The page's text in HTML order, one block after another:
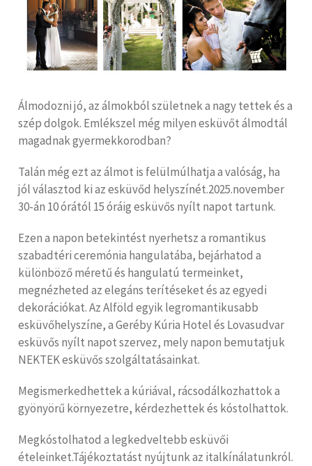
Álmodozni jó, az álmokból születnek a nagy tettek és a
szép dolgok. Emlékszel még milyen esküvőt álmodtál
magadnak gyermekkorodban?
Talán még ezt az álmot is felülmúlhatja a valóság, ha
jól választod ki az esküvőd helyszínét.2025.november
30-án 10 órától 15 óráig esküvős nyílt napot tartunk.
Ezen a napon betekintést nyerhetsz a romantikus
szabadtéri ceremónia hangulatába, bejárhatod a
különböző méretű és hangulatú termeinket,
megnézheted az elegáns terítéseket és az egyedi
dekorációkat. Az Alföld egyik legromantikusabb
esküvőhelyszíne, a Geréby Kúria Hotel és Lovasudvar
esküvős nyílt napot szervez, mely napon bemutatjuk
NEKTEK esküvős szolgáltatásainkat.
Megismerkedhettek a kúriával, rácsodálkozhattok a
gyönyörű környezetre, kérdezhettek és kóstolhattok.
Megkóstolhatod a legkedveltebb esküvői
ételeinket.Tájékoztatást nyújtunk az italkínálatunkról.